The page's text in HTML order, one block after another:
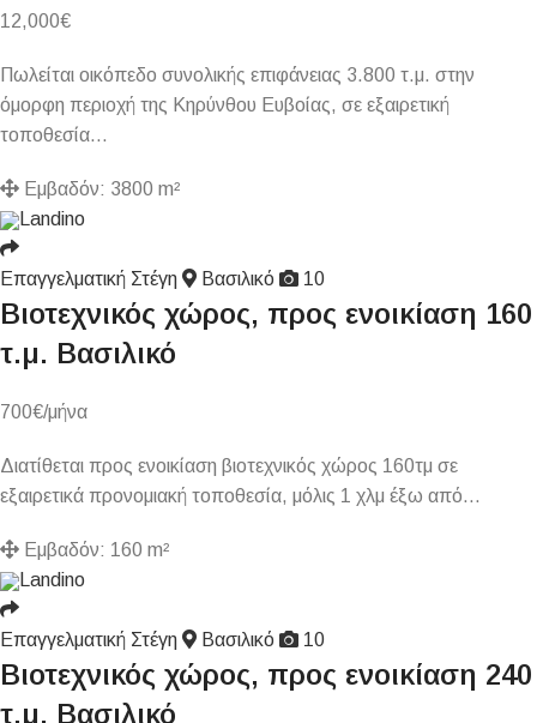
12,000€
Πωλείται οικόπεδο συνολικής επιφάνειας 3.800 τ.μ. στην
όμορφη περιοχή της Κηρύνθου Ευβοίας, σε εξαιρετική
τοποθεσία…
Εμβαδόν: 3800 m²
Landino
Επαγγελματική Στέγη Βασιλικό 10
Βιοτεχνικός χώρος, προς ενοικίαση 160
τ.μ. Βασιλικό
700€/μήνα
Διατίθεται προς ενοικίαση βιοτεχνικός χώρος 160τμ σε
εξαιρετικά προνομιακή τοποθεσία, μόλις 1 χλμ έξω από…
Εμβαδόν: 160 m²
Landino
Επαγγελματική Στέγη Βασιλικό 10
Βιοτεχνικός χώρος, προς ενοικίαση 240
τ.μ. Βασιλικό